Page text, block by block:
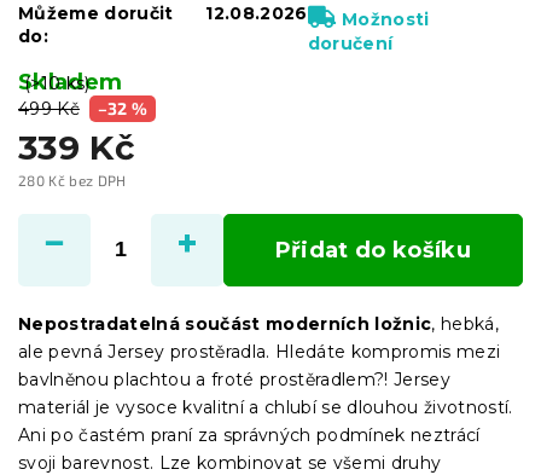
499 Kč –32 %
339 Kč
280 Kč bez DPH
cena:
Skladem
(>10 ks)
Můžeme doručit
do:
12.08.2026
Možnosti
doručení
Přidat do košíku
Nepostradatelná součást moderních ložnic, hebká,
ale pevná Jersey prostěradla. Hledáte kompromis mezi
bavlněnou plachtou a froté prostěradlem?! Jersey
materiál je vysoce kvalitní a chlubí se dlouhou životností.
Ani po častém praní za správných podmínek neztrácí
svoji barevnost. Lze kombinovat se všemi druhy